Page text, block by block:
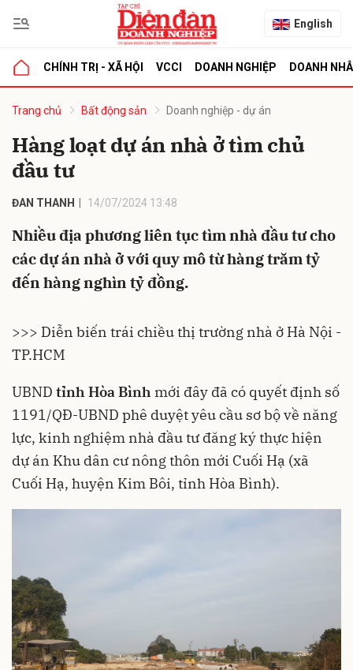
English
CHÍNH TRỊ - XÃ HỘI VCCI DOANH NGHIỆP DOANH
Trang chủ Bất động sản Doanh nghiệp - dự án
Hàng loạt dự án nhà ở tìm chủ
đầu tư
ĐAN THANH 14/07/2024 13:48
Nhiều địa phương liên tục tìm nhà đầu tư cho
các dự án nhà ở với quy mô từ hàng trăm tỷ
đến hàng nghìn tỷ đồng.
>>> Diễn biến trái chiều thị trường nhà ở Hà Nội -
TP.HCM
UBND tỉnh Hòa Bình mới đây đã có quyết định số
1191/QĐ-UBND phê duyệt yêu cầu sơ bộ về năng
lực, kinh nghiệm nhà đầu tư đăng ký thực hiện
dự án Khu dân cư nông thôn mới Cuối Hạ (xã
Cuối Hạ, huyện Kim Bôi, tỉnh Hòa Bình).
luận
Hủy